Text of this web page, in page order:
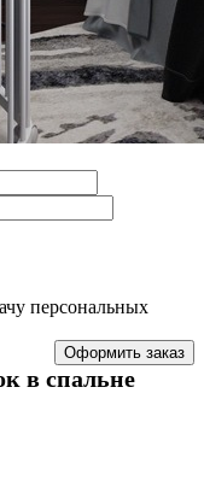
персональных
в спальне